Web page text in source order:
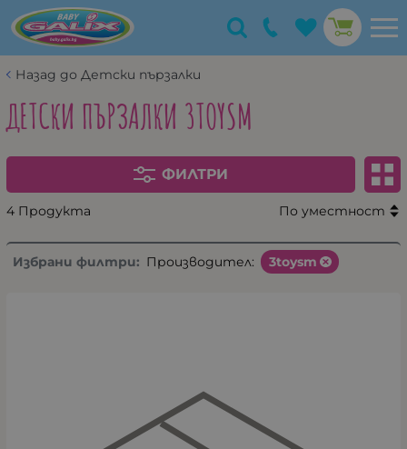
Назад до Детски пързалки
ДЕТСКИ ПЪРЗАЛКИ 3TOYSM
ФИЛТРИ
4 Продукта По уместност
Избрани филтри: Производител: 3toysm